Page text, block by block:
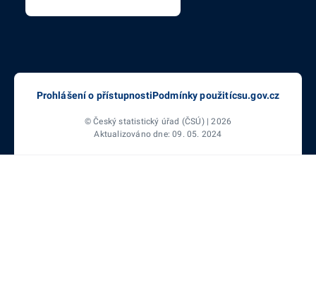
Prohlášení o přístupnostiPodmínky použitícsu.gov.cz
© Český statistický úřad (ČSÚ) | 2026
Aktualizováno dne: 09. 05. 2024